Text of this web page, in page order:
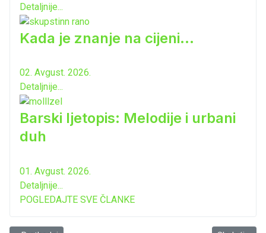
Detaljnije...
Kada je znanje na cijeni...
02. Avgust. 2026.
Detaljnije...
Barski ljetopis: Melodije i urbani
duh
01. Avgust. 2026.
Detaljnije...
POGLEDAJTE SVE ČLANKE